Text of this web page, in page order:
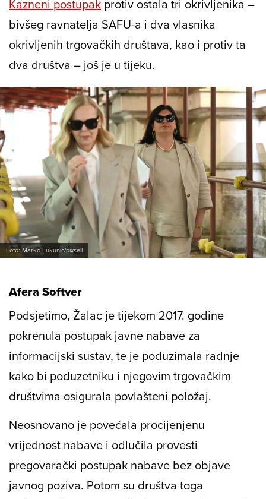
Kazneni postupak protiv ostala tri okrivljenika –
bivšeg ravnatelja SAFU-a i dva vlasnika
okrivljenih trgovačkih društava, kao i protiv ta
dva društva – još je u tijeku.
Foto: Marko Lukunic/pixsell
Afera Softver
Podsjetimo, Žalac je tijekom 2017. godine
pokrenula postupak javne nabave za
informacijski sustav, te je poduzimala radnje
kako bi poduzetniku i njegovim trgovačkim
društvima osigurala povlašteni položaj.
Neosnovano je povećala procijenjenu
vrijednost nabave i odlučila provesti
pregovarački postupak nabave bez objave
javnog poziva. Potom su društva toga